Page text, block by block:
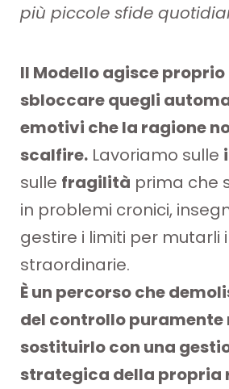
più piccole sfide
Il Modello agisce proprio
sbloccare quegli
emotivi che la ragione
scalfire. Lavoriamo sulle
sulle fragilità prima che
in problemi cronici,
gestire i limiti per mutarli
straordinarie.
È un percorso che
del controllo puramente
sostituirlo con una
strategica della propria